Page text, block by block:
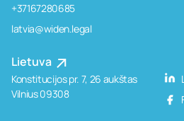
+37167280685
latvia@widen.legal
Lietuva
Konstitucijos pr. 7, 26 aukštas
Vilnius 09308